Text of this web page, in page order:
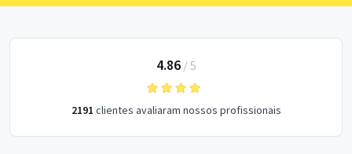
4.86/ 5
2191 clientes avaliaram nossos profissionais